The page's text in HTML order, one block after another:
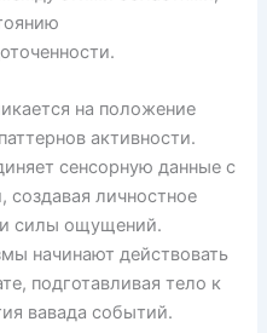
на положение
активности.
сенсорную данные с
личностное
силы ощущений.
начинают действовать
подготавливая тело к
вавада событий.